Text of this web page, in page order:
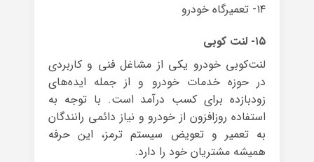
۱۴- تعمیرگاه خودرو
۱۵- لنت کوبی
لنت‌کوبی خودرو یکی از مشاغل فنی و کاربردی
در حوزه خدمات خودرو و از جمله ایده‌های
زودبازده برای کسب درآمد است. با توجه به
استفاده روزافزون از خودرو و نیاز دائمی رانندگان
به تعمیر و تعویض سیستم ترمز، این حرفه
همیشه مشتریان خود را دارد.